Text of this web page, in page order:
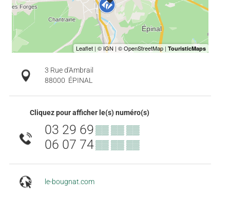
3 Rue d'Ambrail
88000 ÉPINAL
Cliquez pour afficher le(s) numéro(s)
03 29 69▒▒ ▒▒ ▒▒
06 07 74▒▒ ▒▒ ▒▒
le-bougnat.com